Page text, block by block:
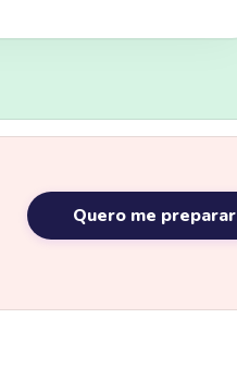
Quero me preparar